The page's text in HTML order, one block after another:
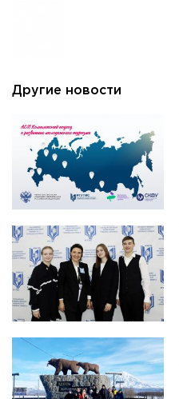
Другие новости